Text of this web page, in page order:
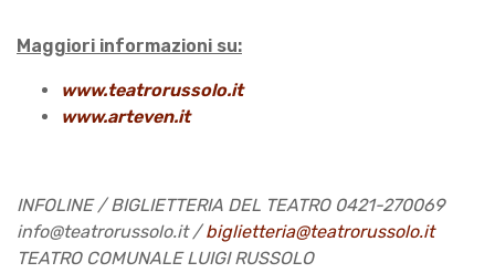
Maggiori informazioni su:
www.teatrorussolo.it
www.arteven.it
INFOLINE / BIGLIETTERIA DEL TEATRO 0421-270069
info@teatrorussolo.it /biglietteria@teatrorussolo.it
TEATRO COMUNALE LUIGI RUSSOLO